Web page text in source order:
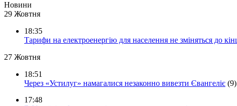
Новини
29 Жовтня
18:35
Тарифи на електроенергію для населення не зміняться до
27 Жовтня
18:51
Через «Устилуг» намагалися незаконно вивезти Євангеліє (9)
17:48